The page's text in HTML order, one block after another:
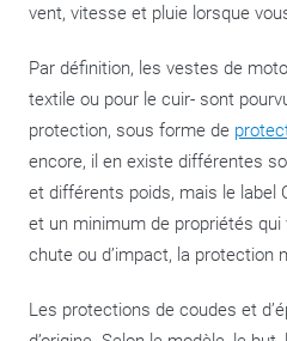
vent, vitesse et pluie lorsque
Par définition, les vestes de
textile ou pour le cuir- sont
protection, sous forme de
encore, il en existe différentes
et différents poids, mais le label
et un minimum de propriétés
chute ou d’impact, la protection
Les protections de coudes et